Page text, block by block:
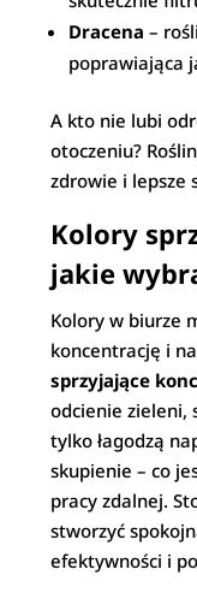
Dracena –
poprawiająca
A kto nie lubi
otoczeniu?
zdrowie i lepsze
Kolory
jakie
Kolory w biurze
koncentrację i
sprzyjające
odcienie zieleni,
tylko łagodzą
skupienie – co
pracy zdalnej.
stworzyć
efektywności i